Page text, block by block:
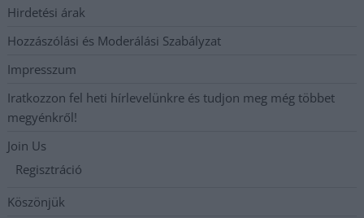
Hirdetési árak
Hozzászólási és Moderálási Szabályzat
Impresszum
Iratkozzon fel heti hírlevelünkre és tudjon meg még többet
megyénkről!
Join Us
Regisztráció
Köszönjük